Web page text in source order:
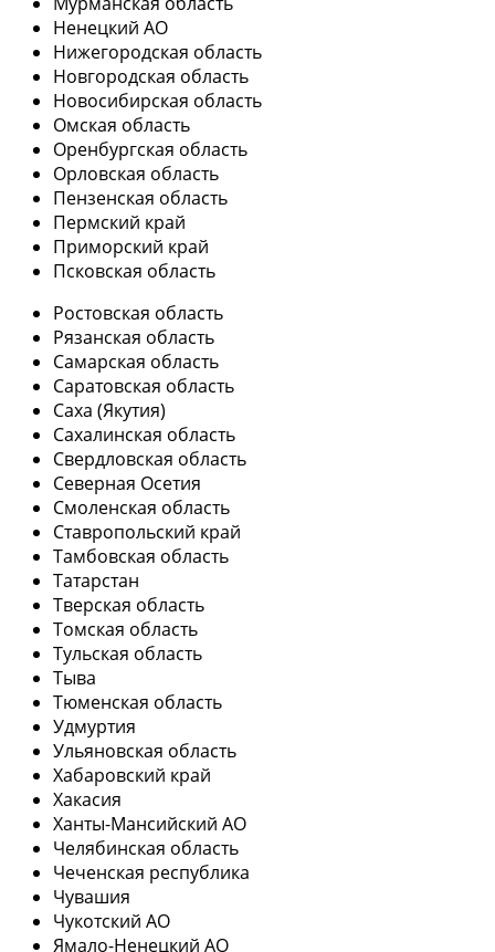
Ненецкий АО
Нижегородская область
Новгородская область
Новосибирская область
Омская область
Оренбургская область
Орловская область
Пензенская область
Пермский край
Приморский край
Псковская область
Ростовская область
Рязанская область
Самарская область
Саратовская область
Саха (Якутия)
Сахалинская область
Свердловская область
Северная Осетия
Смоленская область
Ставропольский край
Тамбовская область
Татарстан
Тверская область
Томская область
Тульская область
Тыва
Тюменская область
Удмуртия
Ульяновская область
Хабаровский край
Хакасия
Ханты-Мансийский АО
Челябинская область
Чеченская республика
Чувашия
Чукотский АО
Ямало-Ненецкий АО